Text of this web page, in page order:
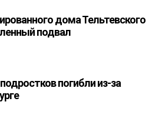
дома Тельтевского
подвал
погибли из-за